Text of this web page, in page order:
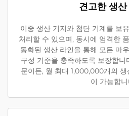
견고한 생
이중 생산 기지와 첨단 기계를 보
처리할 수 있으며, 동시에 엄격한
동화된 생산 라인을 통해 모든 마
구성 기준을 충족하도록 보장합
문이든, 월 최대 1,000,000개의
이 가능합니